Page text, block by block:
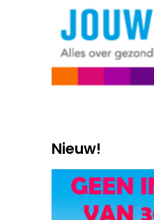
Nieuw!